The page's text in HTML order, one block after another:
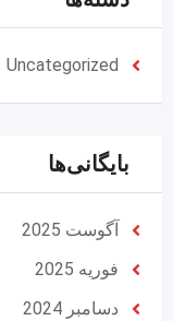
Uncategorized
بایگانی‌ها
آگوست 2025
فوریه 2025
دسامبر 2024